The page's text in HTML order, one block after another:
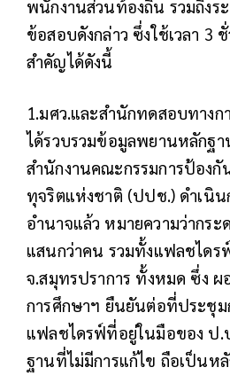
พนักงานส่วนท้องถิ่น รวมถึงร
ข้อสอบดังกล่าว ซึ่งใช้เวลา 3
สำคัญได้ดังนี้
1.มศว.และสำนักทดสอบทางก
ได้รวบรวมข้อมูลพยานหลักฐ
สำนักงานคณะกรรมการป้องกั
ทุจริตแห่งชาติ (ปปช.) ดำเนิ
อำนาจแล้ว หมายความว่ากร
แสนกว่าคน รวมทั้งแฟลชได
จ.สมุทรปราการ ทั้งหมด ซึ่ง
การศึกษาฯ ยืนยันต่อที่ประชุม
แฟลชไดรฟ์ที่อยู่ในมือของ ป.
ฐานที่ไม่มีการแก้ไข ถือเป็นห